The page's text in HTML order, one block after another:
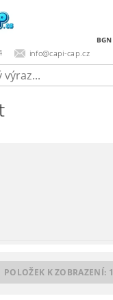
info@capi-cap.cz
BGN
POLOŽEK K ZOBRAZENÍ: 1